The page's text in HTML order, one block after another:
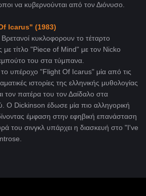
να κυβερνούνται από τον Διόνυσο.
Icarus" (1983)
κυκλοφορουν το τέταρτο
τίτλο "Piece of Mind" με τον Nicko
του στα τύμπανα.
το υπέροχο "Flight Of Icarus" μία από τις
ιστορίες της ελληνικής μυθολογίας
τον πατέρα του τον Δαίδαλο στα
O Dickinson έδωσε μία πιο αλληγορική
έμφαση στην εφηβική επανάσταση
του σινγκλ υπάρχει η διασκευή στο "I've